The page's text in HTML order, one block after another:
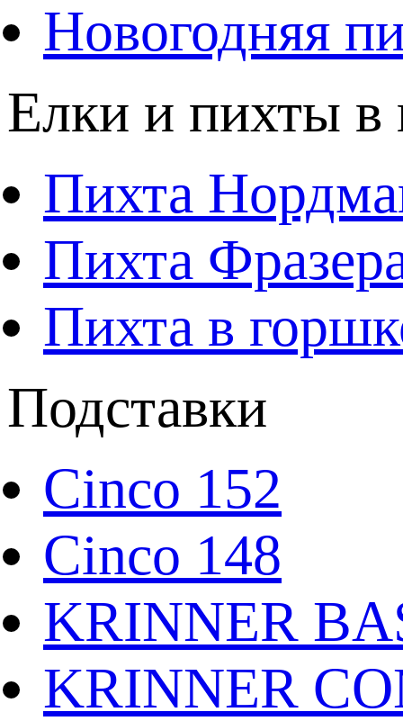
Новогодняя
Елки и пихты в
Пихта
Пихта
Пихта в
Подставки
Cinco 152
Cinco 148
KRINNER
KRINNER